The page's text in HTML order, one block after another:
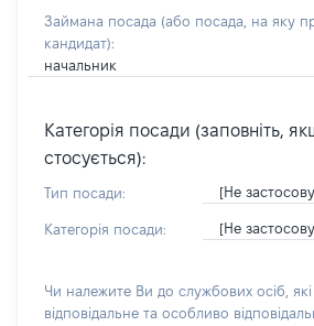
Займана посада (або посада, на яку
кандидат):
начальник
Категорія посади (заповніть,
стосується):
Тип посади: [Не
Категорія посади: [Не
Чи належите Ви до службових осіб,
відповідальне та особливо